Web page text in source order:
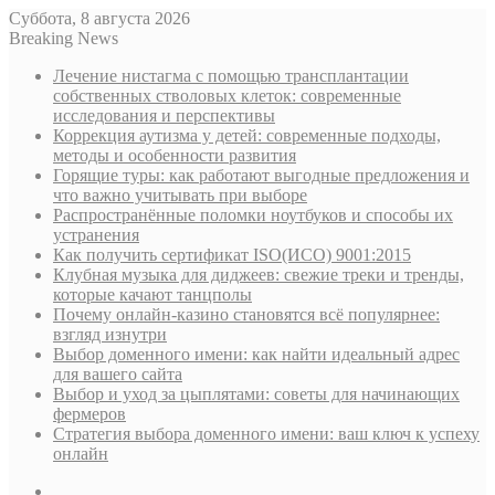
Суббота, 8 августа 2026
Breaking News
Лечение нистагма с помощью трансплантации
собственных стволовых клеток: современные
исследования и перспективы
Коррекция аутизма у детей: современные подходы,
методы и особенности развития
Горящие туры: как работают выгодные предложения и
что важно учитывать при выборе
Распространённые поломки ноутбуков и способы их
устранения
Как получить сертификат ISO(ИСО) 9001:2015
Клубная музыка для диджеев: свежие треки и тренды,
которые качают танцполы
Почему онлайн-казино становятся всё популярнее:
взгляд изнутри
Выбор доменного имени: как найти идеальный адрес
для вашего сайта
Выбор и уход за цыплятами: советы для начинающих
фермеров
Стратегия выбора доменного имени: ваш ключ к успеху
онлайн